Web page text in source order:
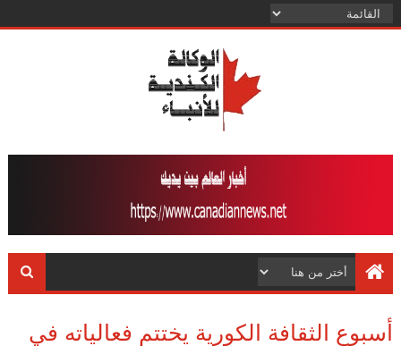
أسبوع الثقافة الكورية يختتم فعالياته في